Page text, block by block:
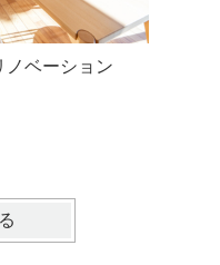
ノベーション